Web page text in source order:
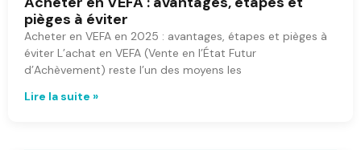
pièges à éviter
Acheter en VEFA en 2025 : avantages, étapes et pièges à
éviter L’achat en VEFA (Vente en l’État Futur
d’Achèvement) reste l’un des moyens les
Lire la suite »